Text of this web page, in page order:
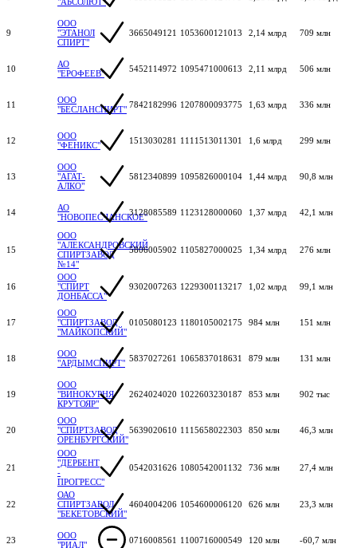
9
ООО
"ЭТАНОЛ
СПИРТ"
3665049121 1053600121013 2,14 млрд 709 млн
10
АО
"ЕРОФЕЕВ"
5452114972 1095471000613 2,11 млрд 506 млн
11
ООО
"БЕСЛАНСПИРТ" 7842182996 1207800093775 1,63 млрд 336 млн
12
ООО
"ФЕНИКС"
1513030281 1111513011301 1,6 млрд 299 млн
13
ООО
"АГАТ-
АЛКО"
5812340899 1095826000104 1,44 млрд 90,8 млн
14
АО
"НОВОПЕСЧАНСКОЕ"3128085589 1123128000060 1,37 млрд 42,1 млн
15
ООО
"АЛЕКСАНДРОВСКИЙ
СПИРТЗАВОД
№14"
5806005902 1105827000025 1,34 млрд 276 млн
16
ООО
"СПИРТ
ДОНБАССА"
9302007263 1229300113217 1,02 млрд 99,1 млн
17
ООО
"СПИРТЗАВОД
"МАЙКОПСКИЙ"
0105080123 1180105002175 984 млн 151 млн
18
ООО
"АРДЫМСПИРТ" 5837027261 1065837018631 879 млн 131 млн
19
ООО
"ВИНОКУРНЯ
КРУТОЯР"
2624024020 1022603230187 853 млн 902 тыс
20
ООО
"СПИРТЗАВОД
ОРЕНБУРГСКИЙ"
5639020610 1115658022303 850 млн 46,3 млн
21
ООО
"ДЕРБЕНТ
-
ПРОГРЕСС"
0542031626 1080542001132 736 млн 27,4 млн
22
ОАО
СПИРТЗАВОД
"БЕКЕТОВСКИЙ"
4604004206 1054600006120 626 млн 23,3 млн
23
ООО
"РИАЛ"
0716008561 1100716000549 120 млн -60,7 млн